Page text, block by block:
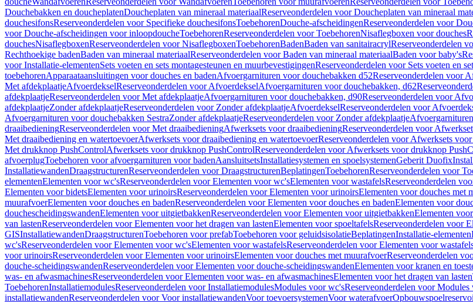
Douchebakken en doucheplatenDoucheplaten van mineraal materiaalReserveonderdelen voor Doucheplaten van mineraal
douchesifonsReserveonderdelen voor Specifieke douchesifonsToebehorenDouche-afscheidingenReserveonderdelen voor
voor Douche-afscheidingen voor inloopdoucheToebehorenReserveonderdelen voor ToebehorenNisaflegboxen voor douches
douchesNisaflegboxenReserveonderdelen voor NisaflegboxenToebehorenBadenBaden van sanitairacrylReserveonderdelen
Rechthoekige badenBaden van mineraal materiaalReserveonderdelen voor Baden van mineraal materiaalBaden voor baby's
voor Installatie-elementenSets voeten en sets montagesteunen en muurbevestigingenReserveonderdelen voor Sets voeten en
toebehorenApparaataansluitingen voor douches en badenAfvoergarnituren voor douchebakken d52Reserveonderdelen voor
Met afdekplaatjeAfvoerdekselReserveonderdelen voor AfvoerdekselAfvoergarnituren voor douchebakken, d62
afdekplaatjeReserveonderdelen voor Met afdekplaatjeAfvoergarnituren voor douchebakken, d90Reserveonderdelen voor
afdekplaatjeZonder afdekplaatjeReserveonderdelen voor Zonder afdekplaatjeAfvoerdekselReserveonderdelen voor
Afvoergarnituren voor douchebakken SestraZonder afdekplaatjeReserveonderdelen voor Zonder afdekplaatje
draaibedieningReserveonderdelen voor Met draaibedieningAfwerksets voor draaibedieningReserveonderdelen voor
Met draaibediening en watertoevoerAfwerksets voor draaibediening en watertoevoerReserveonderdelen voor Afwerksets
Met drukknop PushControlAfwerksets voor drukknop PushControlReserveonderdelen voor Afwerksets voor drukknop
afvoerplugToebehoren voor afvoergarnituren voor badenAansluitsetsInstallatiesystemen en spoelsystemenGeberit Duofix
InstallatiewandenDraagstructurenReserveonderdelen voor DraagstructurenBeplatingenToebehorenReserveonderdelen voor
elementenElementen voor wc'sReserveonderdelen voor Elementen voor wc'sElementen voor wastafelsReserveonderdelen
Elementen voor bidetsElementen voor urinoirsReserveonderdelen voor Elementen voor urinoirsElementen voor douches met
muurafvoerElementen voor douches en badenReserveonderdelen voor Elementen voor douches en badenElementen voor
douchescheidingswandenElementen voor uitgietbakkenReserveonderdelen voor Elementen voor uitgietbakkenElementen
van lastenReserveonderdelen voor Elementen voor het dragen van lastenElementen voor spoeltafelsReserveonderdelen voor
GISInstallatiewandenDraagstructurenToebehoren voor prefabToebehoren voor geluidsisolatieBeplatingenInstallatie-elementen
wc'sReserveonderdelen voor Elementen voor wc'sElementen voor wastafelsReserveonderdelen voor Elementen voor
voor urinoirsReserveonderdelen voor Elementen voor urinoirsElementen voor douches met muurafvoerReserveonderdelen
douche-scheidingswandenReserveonderdelen voor Elementen voor douche-scheidingswandenElementen voor kranen en
was- en afwasmachinesReserveonderdelen voor Elementen voor was- en afwasmachinesElementen voor het dragen van lasten
ToebehorenInstallatiemodulesReserveonderdelen voor InstallatiemodulesModules voor wc'sReserveonderdelen voor Modules
installatiewandenReserveonderdelen voor Voor installatiewandenVoor toevoersystemenVoor waterafvoer